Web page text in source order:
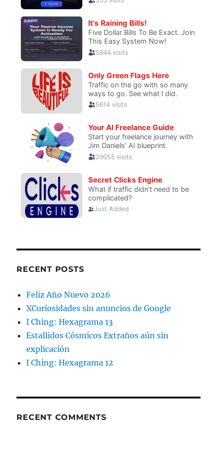
RECENT POSTS
Feliz Año Nuevo 2026
XCuriosidades sin anuncios de Google
I Ching: Hexagrama 13
Estallidos Cósmicos Extraños aún sin
explicación
I Ching: Hexagrama 12
RECENT COMMENTS